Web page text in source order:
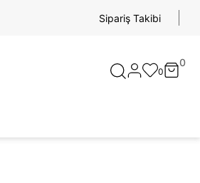
Sipariş Takibi
0
0